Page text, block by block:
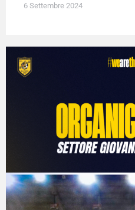
6 Settembre 2024